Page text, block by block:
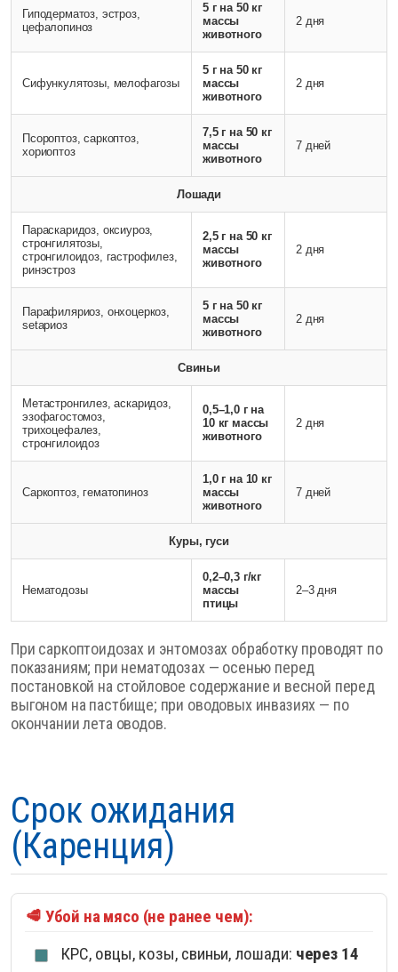
Гиподерматоз, эстроз,
цефалопиноз
5 г на 50 кг
массы
животного
2 дня
Сифункулятозы, мелофагозы
5 г на 50 кг
массы
животного
2 дня
Псороптоз, саркоптоз,
хориоптоз
7,5 г на 50 кг
массы
животного
7 дней
Лошади
Параскаридоз, оксиуроз,
стронгилятозы,
стронгилоидоз, гастрофилез,
ринэстроз
2,5 г на 50 кг
массы
животного
2 дня
Парафиляриоз, онхоцеркоз,
setариоз
5 г на 50 кг
массы
животного
2 дня
Свиньи
Метастронгилез, аскаридоз,
эзофагостомоз,
трихоцефалез,
стронгилоидоз
0,5–1,0 г на
10 кг массы
животного
2 дня
Саркоптоз, гематопиноз
1,0 г на 10 кг
массы
животного
7 дней
Куры, гуси
Нематодозы
0,2–0,3 г/кг
массы
птицы
2–3 дня
При саркоптоидозах и энтомозах обработку проводят по
показаниям; при нематодозах — осенью перед
постановкой на стойловое содержание и весной перед
выгоном на пастбище; при оводовых инвазиях — по
окончании лета оводов.
Срок ожидания
(Каренция)
🥩 Убой на мясо (не ранее чем):
КРС, овцы, козы, свиньи, лошади: через 14